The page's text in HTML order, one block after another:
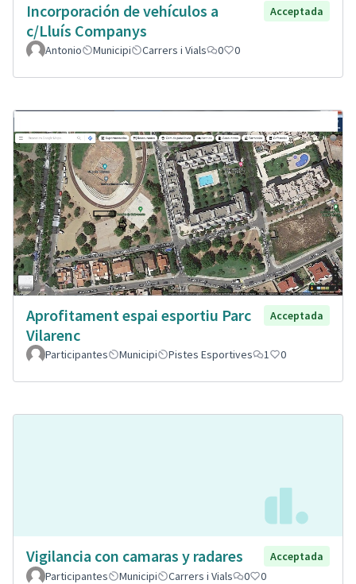
Incorporación de vehículos a
c/Lluís Companys
Acceptada
Antonio Municipi Carrers i Vials 0 0
Aprofitament espai esportiu Parc
Vilarenc
Acceptada
Participantes Municipi Pistes Esportives 1 0
Vigilancia con camaras y radares
Acceptada
Participantes
Municipi Carrers i Vials 0 0